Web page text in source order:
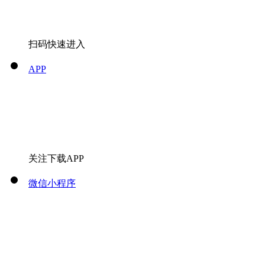
扫码快速进入
APP
关注下载APP
微信小程序